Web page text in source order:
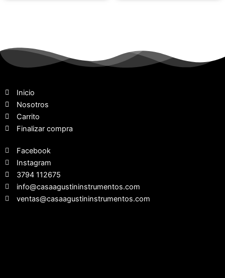
Inicio
Nosotros
Carrito
Finalizar compra
Facebook
Instagram
3794 112675
info@casaagustininstrumentos.com
ventas@casaagustininstrumentos.com